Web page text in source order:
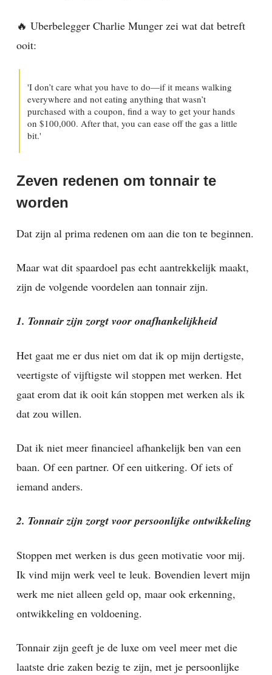
🔥 Uberbelegger Charlie Munger zei wat dat betreft
ooit:
'I don’t care what you have to do—if it means walking
everywhere and not eating anything that wasn’t
purchased with a coupon, find a way to get your hands
on $100,000. After that, you can ease off the gas a little
bit.'
Zeven redenen om tonnair te
worden
Dat zijn al prima redenen om aan die ton te beginnen.
Maar wat dit spaardoel pas echt aantrekkelijk maakt,
zijn de volgende voordelen aan tonnair zijn.
1. Tonnair zijn zorgt voor onafhankelijkheid
Het gaat me er dus niet om dat ik op mijn dertigste,
veertigste of vijftigste wil stoppen met werken. Het
gaat erom dat ik ooit kán stoppen met werken als ik
dat zou willen.
Dat ik niet meer financieel afhankelijk ben van een
baan. Of een partner. Of een uitkering. Of iets of
iemand anders.
2. Tonnair zijn zorgt voor persoonlijke ontwikkeling
Stoppen met werken is dus geen motivatie voor mij.
Ik vind mijn werk veel te leuk. Bovendien levert mijn
werk me niet alleen geld op, maar ook erkenning,
ontwikkeling en voldoening.
Tonnair zijn geeft je de luxe om veel meer met die
laatste drie zaken bezig te zijn, met je persoonlijke